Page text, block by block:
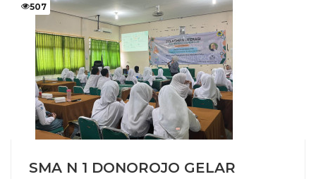
507
SMA N 1 DONOROJO GELAR